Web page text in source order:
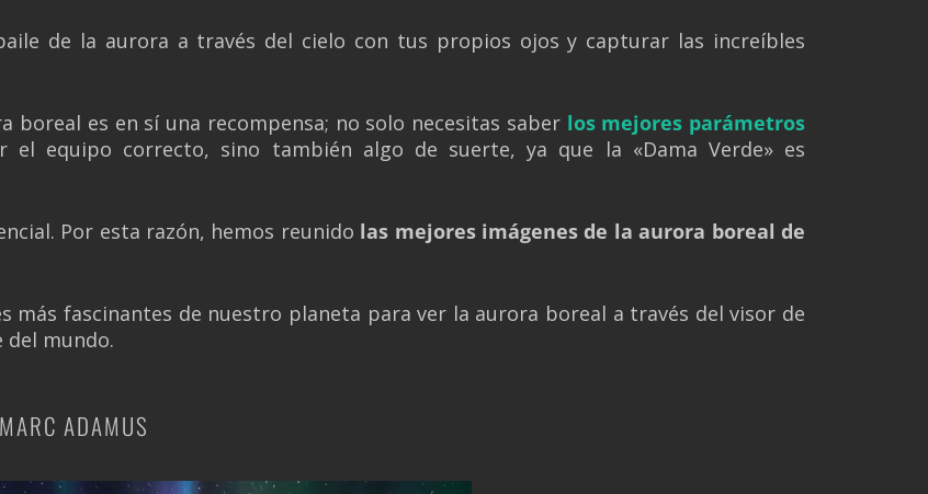
de la aurora a través del cielo con tus propios ojos y capturar las increíbles
es en sí una recompensa; no solo necesitas saber los mejores parámetros
el equipo correcto, sino también algo de suerte, ya que la «Dama Verde» es
Por esta razón, hemos reunido las mejores imágenes de la aurora boreal de
más fascinantes de nuestro planeta para ver la aurora boreal a través del visor de
del mundo.
ADAMUS